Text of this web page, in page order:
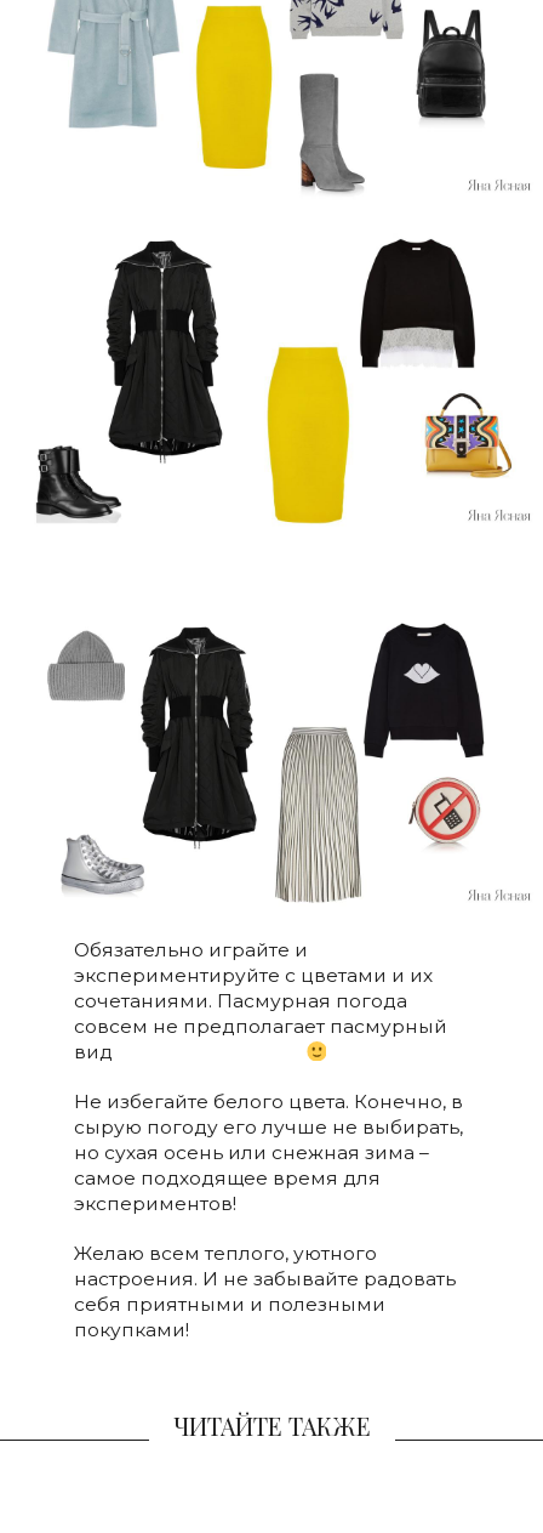
Обязательно играйте и
экспериментируйте с цветами и их
сочетаниями. Пасмурная погода
совсем не предполагает пасмурный
вид
Не избегайте белого цвета. Конечно, в
сырую погоду его лучше не выбирать,
но сухая осень или снежная зима –
самое подходящее время для
экспериментов!
Желаю всем теплого, уютного
настроения. И не забывайте радовать
себя приятными и полезными
покупками!
ЧИТАЙТЕ ТАКЖЕ